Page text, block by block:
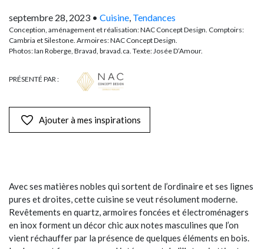
septembre 28, 2023 • Cuisine, Tendances
Conception, aménagement et réalisation: NAC Concept Design. Comptoirs:
Cambria et Silestone. Armoires: NAC Concept Design.
Photos: Ian Roberge, Bravad, bravad.ca. Texte: Josée D’Amour.
PRÉSENTÉ PAR :
Ajouter à mes inspirations
Avec ses matières nobles qui sortent de l’ordinaire et ses lignes
pures et droites, cette cuisine se veut résolument moderne.
Revêtements en quartz, armoires foncées et électroménagers
en inox forment un décor chic aux notes masculines que l’on
vient réchauffer par la présence de quelques éléments en bois.